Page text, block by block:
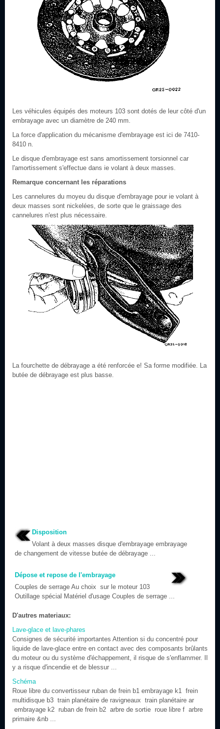
Les véhicules équipés des moteurs 103 sont dotés de leur côté d'un
embrayage avec un diamètre de 240 mm.
La force d'application du mécanisme d'embrayage est ici de 7410-
8410 n.
Le disque d'embrayage est sans amortissement torsionnel car
l'amortissement s'effectue dans ie volant à deux masses.
Remarque concernant les réparations
Les cannelures du moyeu du disque d'embrayage pour ie volant à
deux masses sont nickelées, de sorte que le graissage des
cannelures n'est plus nécessaire.
La fourchette de débrayage a été renforcée e! Sa forme modifiée. La
butée de débrayage est plus basse.
Disposition
Volant à deux masses disque d'embrayage embrayage
de changement de vitesse butée de débrayage ...
Dépose et repose de l'embrayage
Couples de serrage Au choix sur le moteur 103
Outillage spécial Matériel d'usage Couples de serrage ...
D'autres materiaux:
Lave-glace et lave-phares
Consignes de sécurité importantes Attention si du concentré pour
liquide de lave-glace entre en contact avec des composants brûlants
du moteur ou du système d'échappement, il risque de s'enflammer. Il
y a risque d'incendie et de blessur ...
Schéma
Roue libre du convertisseur ruban de frein b1 embrayage k1 frein
multidisque b3 train planétaire de ravigneaux train planétaire ar
embrayage k2 ruban de frein b2 arbre de sortie roue libre f arbre
primaire &nb ...